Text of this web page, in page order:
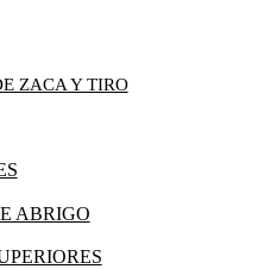
ZACA Y TIRO
ABRIGO